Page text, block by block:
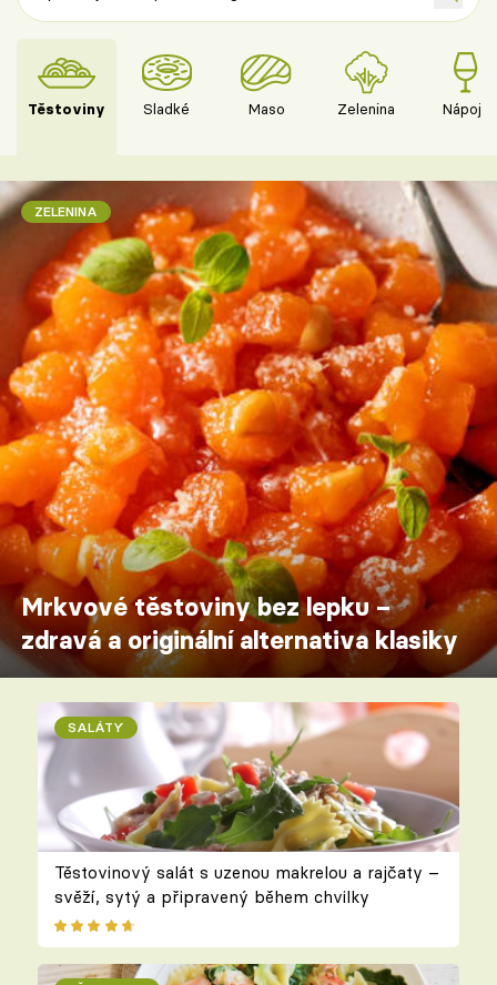
Těstoviny Sladké Maso Zelenina Nápoje
ZELENINA
Mrkvové těstoviny bez lepku –
zdravá a originální alternativa klasiky
SALÁTY
Těstovinový salát s uzenou makrelou a rajčaty –
svěží, sytý a připravený během chvilky